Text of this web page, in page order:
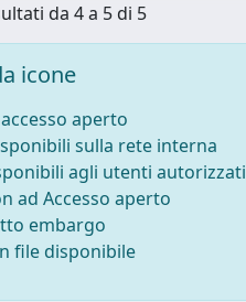
da 4 a 5 di 5
icone
aperto
sulla rete interna
agli utenti autorizzati
ad Accesso aperto
embargo
file disponibile